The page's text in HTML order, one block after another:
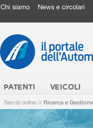
Chi siamo News e circolari
PATENTI VEICOLI
Servizi online // Ricerca e